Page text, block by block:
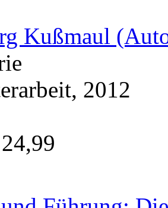
des
in der
im
des
Analyse